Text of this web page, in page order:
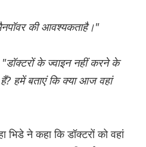
की आवश्यकताहै।"
"डॉक्टरों के ज्वाइन नहीं करने के
हमें बताएं कि क्या आज वहां
भिडे ने कहा कि डॉक्टरों को वहां